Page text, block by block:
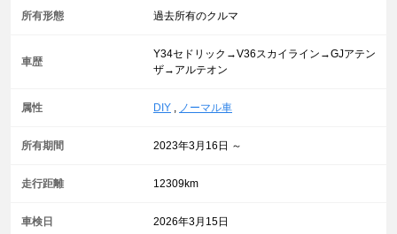
所有形態 過去所有のクルマ
車歴
Y34セドリック→V36スカイライン→GJアテン
ザ→アルテオン
属性 DIY , ノーマル車
所有期間 2023年3月16日 ～
走行距離 12309km
車検日 2026年3月15日